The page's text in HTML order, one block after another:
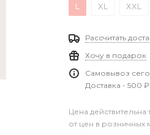
L XL XXL
Рассчитать
Хочу в подарок
Самовывоз
Доставка - 500 ₽
Цена
от цен в розничных